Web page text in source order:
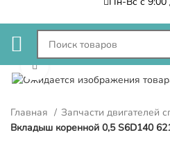
Нажмите, чтобы увеличить
Главная
Запчасти двигателей
Вкладыш коренной 0,5 S6D140